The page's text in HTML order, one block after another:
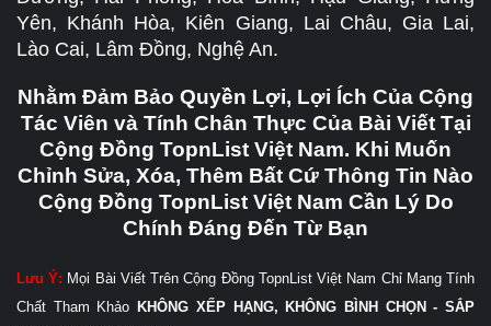
Yên, Khánh Hòa, Kiên Giang, Lai Châu, Gia Lai,
Lào Cai, Lâm Đồng, Nghệ An.
Nhằm Đảm Bảo Quyền Lợi, Lợi Ích Của Cộng
Tác Viên và Tính Chân Thực Của Bài Viết Tại
Cộng Đồng TopnList Việt Nam. Khi Muốn
Chỉnh Sửa, Xóa, Thêm Bất Cứ Thông Tin Nào
Cộng Đồng TopnList Việt Nam Cần Lý Do
Chính Đáng Đến Từ Bạn
Lưu Ý: Mọi Bài Viết Trên Cộng Đồng TopnList Việt Nam Chỉ Mang Tính
Chất Tham Khảo KHÔNG XẾP HẠNG, KHÔNG BÌNH CHỌN - SẮP